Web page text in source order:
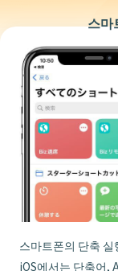
스마
스마트폰의 단축
iOS에서는 단축어